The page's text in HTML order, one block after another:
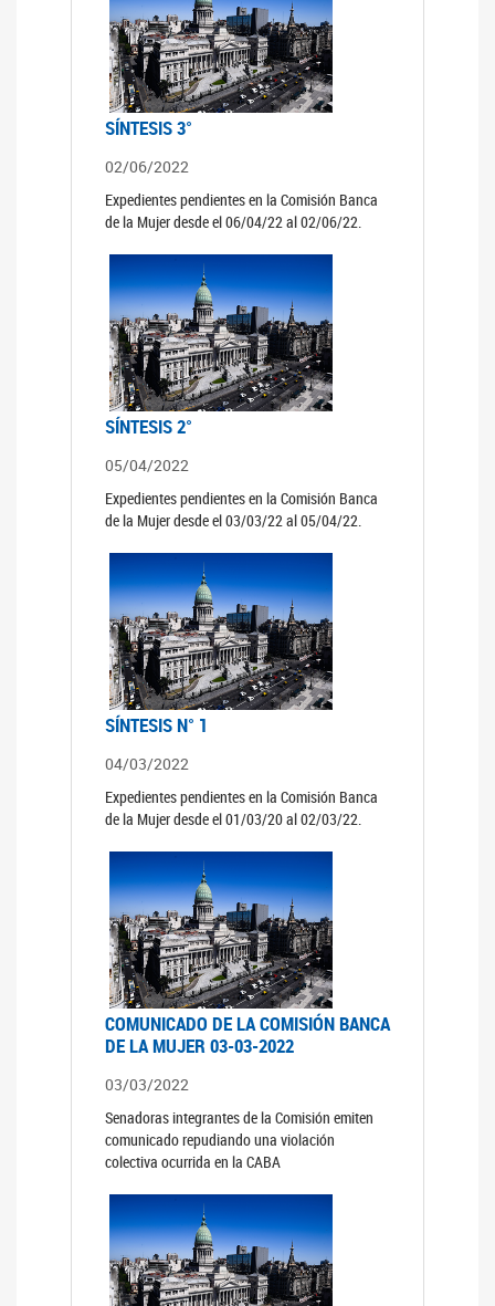
SÍNTESIS 3°
02/06/2022
Expedientes pendientes en la Comisión Banca
de la Mujer desde el 06/04/22 al 02/06/22.
SÍNTESIS 2°
05/04/2022
Expedientes pendientes en la Comisión Banca
de la Mujer desde el 03/03/22 al 05/04/22.
SÍNTESIS N° 1
04/03/2022
Expedientes pendientes en la Comisión Banca
de la Mujer desde el 01/03/20 al 02/03/22.
COMUNICADO DE LA COMISIÓN BANCA
DE LA MUJER 03-03-2022
03/03/2022
Senadoras integrantes de la Comisión emiten
comunicado repudiando una violación
colectiva ocurrida en la CABA